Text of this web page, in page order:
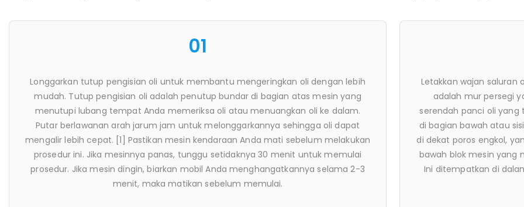
02
Letakkan wajan saluran oli di bawah steker pembuangan oli Steker pembuangan
adalah mur persegi yang biasanya terletak di bawah blok engine pada titik
serendah panci oli yang terpasang pada bagian bawah blok mesin. Biasanya baik
di bagian bawah atau sisi panci oli. Steker pembuangan kadang -kadang terletak
di dekat poros engkol, yang merupakan poros yang terhubung langsung ke bagian
bawah blok mesin yang memasok daya ke bagian yang bergerak dari kendaraan.
Ini ditempatkan di dalam casing yang melekat pada bagian bawah blok mesin.
Lepaskan steker oli
square-end
menghapusnya.
menetes keluar. Ini